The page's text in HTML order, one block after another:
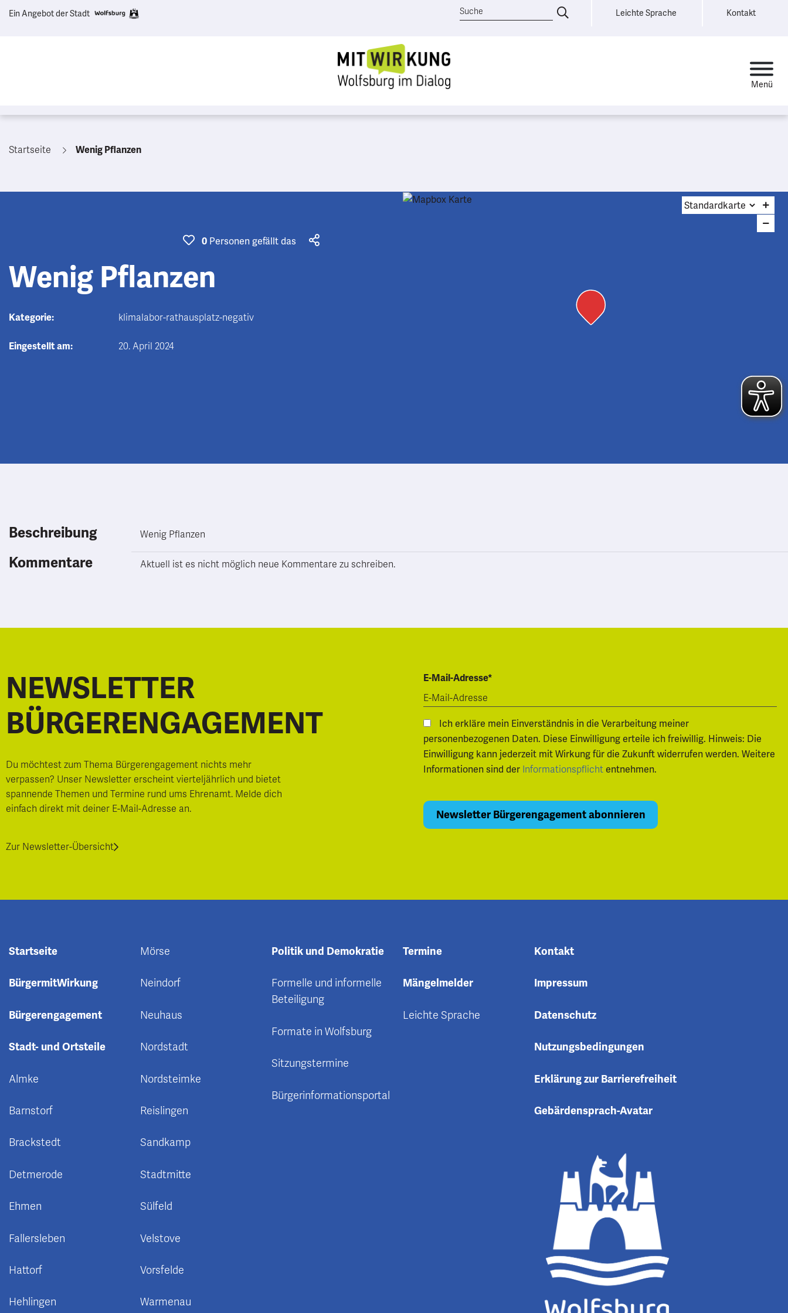
Ein Angebot der Stadt Leichte Sprache Kontakt
Startseite Wenig Pflanzen
0 Personen gefällt das
Wenig Pflanzen
Kategorie: klimalabor-rathausplatz-negativ
Eingestellt am: 20. April 2024
Beschreibung Wenig Pflanzen
Kommentare Aktuell ist es nicht möglich neue Kommentare zu schreiben.
NEWSLETTER
BÜRGERENGAGEMENT
Du möchtest zum Thema Bürgerengagement nichts mehr
verpassen? Unser Newsletter erscheint vierteljährlich und bietet
spannende Themen und Termine rund ums Ehrenamt. Melde dich
einfach direkt mit deiner E-Mail-Adresse an.
Zur Newsletter-Übersicht
E-Mail-Adresse*
Ich erkläre mein Einverständnis in die Verarbeitung meiner
personenbezogenen Daten. Diese Einwilligung erteile ich freiwillig. Hinweis: Die
Einwilligung kann jederzeit mit Wirkung für die Zukunft widerrufen werden. Weitere
Informationen sind der Informationspflicht entnehmen.
Startseite
BürgermitWirkung
Bürgerengagement
Stadt- und Ortsteile
Almke
Barnstorf
Brackstedt
Detmerode
Ehmen
Fallersleben
Hattorf
Hehlingen
Mörse
Neindorf
Neuhaus
Nordstadt
Nordsteimke
Reislingen
Sandkamp
Stadtmitte
Sülfeld
Velstove
Vorsfelde
Warmenau
Politik und Demokratie
Formelle und informelle
Beteiligung
Formate in Wolfsburg
Sitzungstermine
Bürgerinformationsportal
Termine
Mängelmelder
Leichte Sprache
Kontakt
Impressum
Datenschutz
Nutzungsbedingungen
Erklärung zur Barrierefreiheit
Gebärdensprach-Avatar